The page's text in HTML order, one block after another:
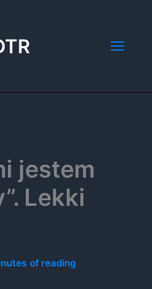
jestem
Lekki
of reading